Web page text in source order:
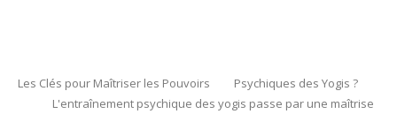
Les Clés pour Maîtriser les Pouvoirs Psychiques des Yogis ?
L'entraînement psychique des yogis passe par une maîtrise